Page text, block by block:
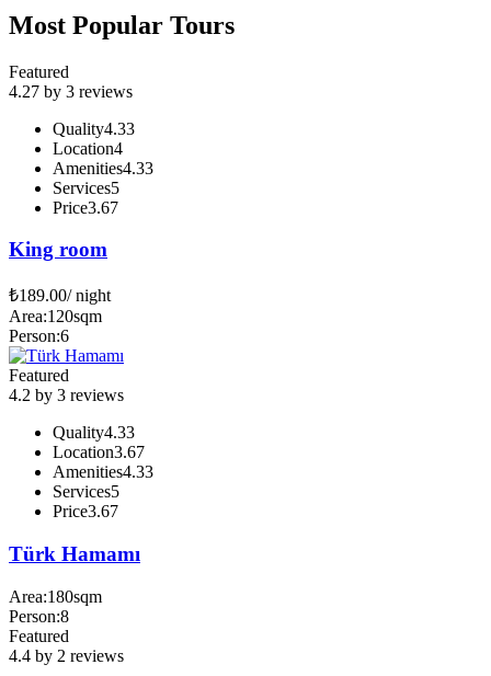
Most Popular Tours
Featured
4.27 by 3 reviews
Quality4.33
Location4
Amenities4.33
Services5
Price3.67
King room
₺189.00/ night
Area:120sqm
Person:6
Featured
4.2 by 3 reviews
Quality4.33
Location3.67
Amenities4.33
Services5
Price3.67
Türk Hamamı
Area:180sqm
Person:8
Featured
4.4 by 2 reviews